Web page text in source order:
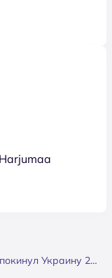
Ma jätsin Ukraina 2022 / Я покинул Украину 2022 / Südalinna Teater